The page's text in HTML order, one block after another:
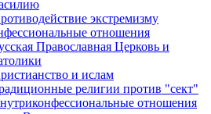
экстремизму
отношения
Православная Церковь и
и ислам
религии против "сект"
отношения